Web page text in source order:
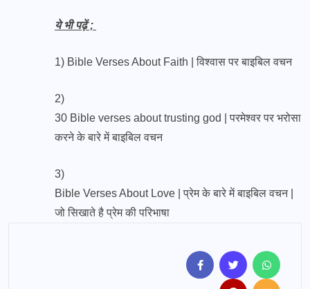
ये भी पढ़ें ;
1) Bible Verses About Faith | विश्वास पर बाइबिल वचन
2)
30 Bible verses about trusting god | परमेश्वर पर भरोसा
करने के बारे में बाइबिल वचन
3)
Bible Verses About Love | प्रेम के बारे में बाइबिल वचन |
जो सिखाते है प्रेम की परिभाषा